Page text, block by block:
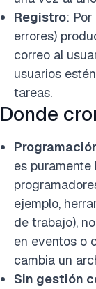
Registro:
errores)
correo al
usuarios
tareas.
Donde
es
ejemplo,
de trabajo),
en eventos o
cambia un
Sin gestión